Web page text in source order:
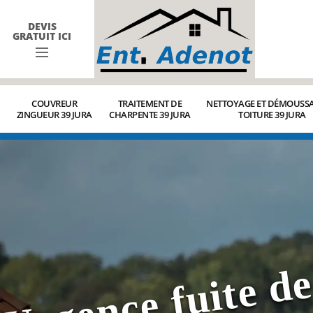
DEVIS
GRATUIT ICI
COUVREUR
ZINGUEUR 39 JURA
TRAITEMENT DE
CHARPENTE 39 JURA
NETTOYAGE ET
TOITURE 39 JURA